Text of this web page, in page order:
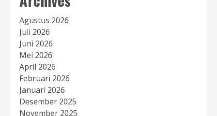
Agustus 2026
Juli 2026
Juni 2026
Mei 2026
April 2026
Februari 2026
Januari 2026
Desember 2025
November 2025